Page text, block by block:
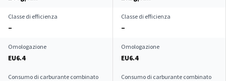
Classe di efficienza
–
Classe di efficienza
–
Omologazione
EU6.4
Omologazione
EU6.4
Consumo di carburante combinato Consumo di carburante combinato